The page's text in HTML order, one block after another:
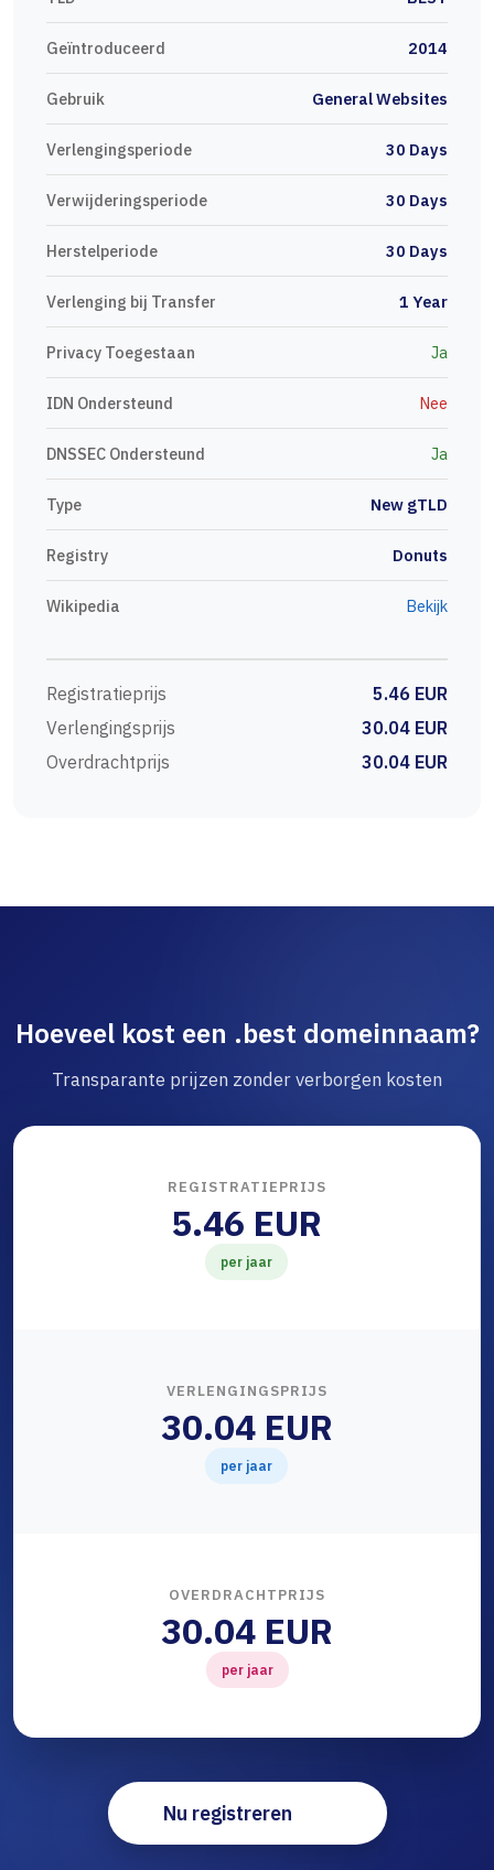
Geïntroduceerd 2014
Gebruik General Websites
Verlengingsperiode 30 Days
Verwijderingsperiode 30 Days
Herstelperiode 30 Days
Verlenging bij Transfer 1 Year
Privacy Toegestaan Ja
IDN Ondersteund Nee
DNSSEC Ondersteund Ja
Type New gTLD
Registry Donuts
Wikipedia Bekijk
Registratieprijs
5.46 EUR
Verlengingsprijs
30.04 EUR
Overdrachtprijs
30.04 EUR
Hoeveel kost een .best domeinnaam?
Transparante prijzen zonder verborgen kosten
REGISTRATIEPRIJS
5.46 EUR
per jaar
VERLENGINGSPRIJS
30.04 EUR
per jaar
OVERDRACHTPRIJS
30.04 EUR
per jaar
Nu registreren